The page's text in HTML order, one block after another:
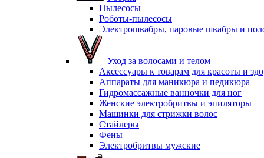
Пылесосы
Роботы-пылесосы
Электрошвабры, паровые швабры и
Уход за волосами и телом
Аксессуары к товарам для красоты и
Аппараты для маникюра и педикюра
Гидромассажные ванночки для ног
Женские электробритвы и эпиляторы
Машинки для стрижки волос
Стайлеры
Фены
Электробритвы мужские